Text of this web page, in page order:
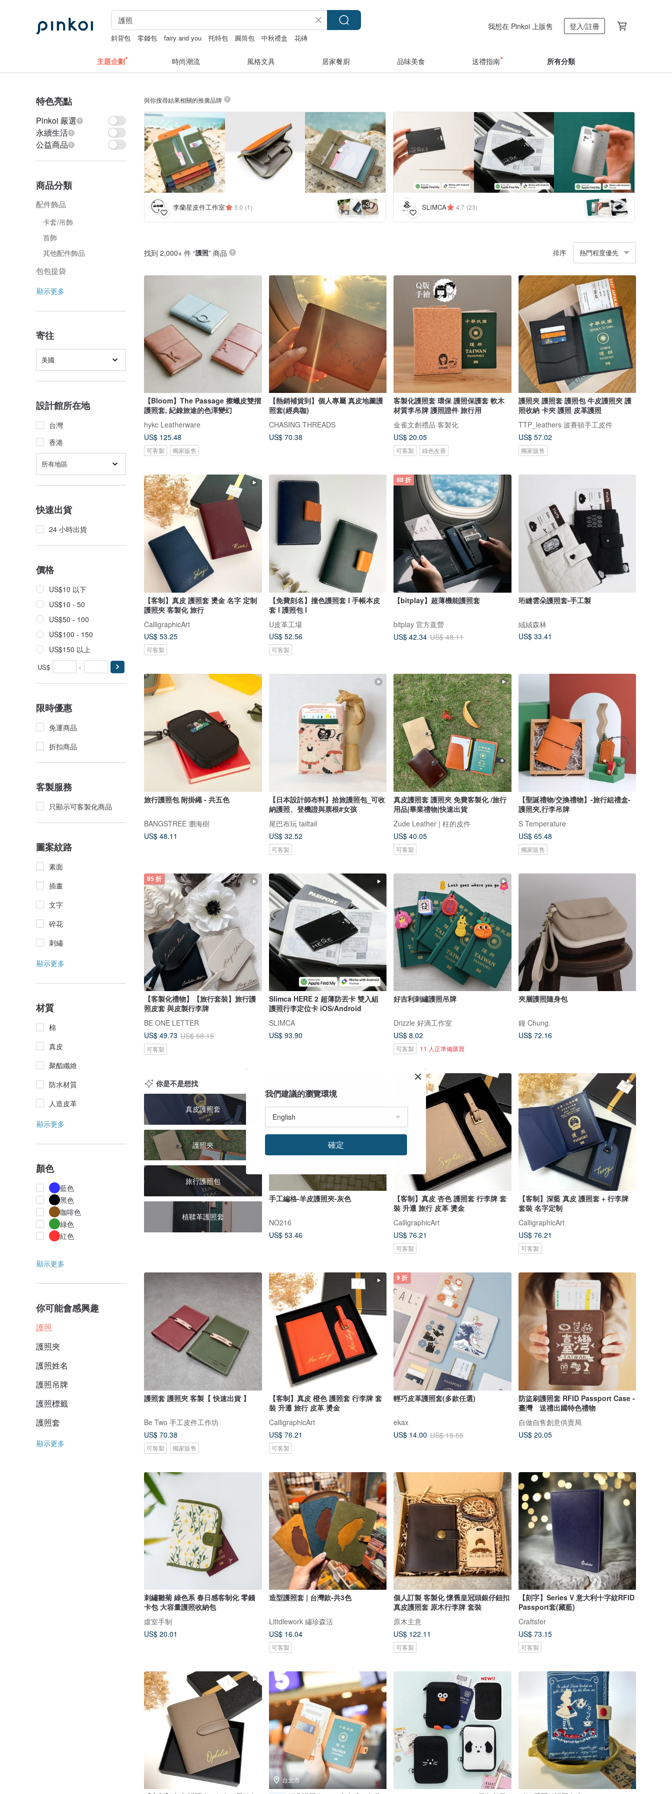
斜背包 零錢包 fairy and you 托特包 圓筒包 中秋禮盒
花磚
我想在 Pinkoi 上販售 登入/註冊
主題企劃 時尚潮流 風格文具 居家餐廚 品味美食 送禮指南 所有分類
特色亮點
Pinkoi 嚴選
永續生活
公益商品
商品分類
配件飾品
卡套/吊飾
首飾
其他配件飾品
包包提袋
顯示更多
寄往
美國
設計館所在地
台灣
香港
所有地區
快速出貨
24 小時出貨
價格
US$10 以下
US$10 - 50
US$50 - 100
US$100 - 150
US$150 以上
US$ -
限時優惠
免運商品
折扣商品
客製服務
只顯示可客製化商品
圖案紋路
素面
插畫
文字
碎花
刺繡
顯示更多
材質
棉
真皮
聚酯纖維
防水材質
人造皮革
顯示更多
顏色
藍色
黑色
咖啡色
綠色
紅色
顯示更多
你可能會感興趣
護照
護照夾
護照姓名
護照吊牌
護照標籤
護照套
顯示更多
與你搜尋結果相關的推廣品牌
李蘭星皮件工作室 5.0 (1) +3 SLIMCA 4.7 (23)
找到 2,000+ 件 “護照” 商品 排序 熱門程度優先
【Bloom】The Passage 擦蠟皮雙摺
護照套, 紀錄旅途的色澤變幻
hykc Leatherware
US$ 125.48
可客製 獨家販售
【熱銷補貨到】個人專屬 真皮地圖護
照套(經典咖)
CHASING THREADS
US$ 70.38
客製化護照套 環保 護照保護套 軟木
材質李吊牌 護照證件 旅行用
金雀文創禮品 客製化
US$ 20.05
可客製 綠色友善
護照夾 護照套 護照包 牛皮護照夾 護
照收納 卡夾 護照 皮革護照
TTP_leathers 波賽頓手工皮件
US$ 57.02
獨家販售
【客制】真皮 護照套 燙金 名字 定制
護照夾 客製化 旅行
CalligraphicArt
US$ 53.25
可客製
【免費刻名】撞色護照套 l 手帳本皮
套 l 護照包 l
U皮革工場
US$ 52.56
可客製
88 折
【bitplay】超薄機能護照套
bitplay 官方直營
US$ 42.34 US$ 48.11
珩縫雲朵護照套-手工製
絨絨森林
US$ 33.41
旅行護照包 附掛繩 - 共五色
BANGSTREE 瀏海樹
US$ 48.11
【日本設計師布料】拾旅護照包_可收
納護照、登機證與票根#女孩
尾巴布玩 tailtail
US$ 32.52
可客製
真皮護照套 護照夾 免費客製化 /旅行
用品|畢業禮物|快速出貨
Zude Leather | 柱的皮件
US$ 40.05
可客製
【聖誕禮物/交換禮物】-旅行組禮盒-
護照夾,行李吊牌
S Temperature
US$ 65.48
獨家販售
85 折
【客製化禮物】【旅行套裝】旅行護
照皮套 與皮製行李牌
BE ONE LETTER
US$ 49.73 US$ 58.15
可客製
Slimca HERE 2 超薄防丟卡 雙入組
護照行李定位卡 iOS/Android
SLIMCA
US$ 93.90
好吉利刺繡護照吊牌
Drizzle 好滴工作室
US$ 8.02
可客製 11 人正準備購買
夾層護照隨身包
鐘 Chung.
US$ 72.16
你是不是想找
真皮護照套
護照夾
旅行護照包
植鞣革護照套
手工編格-羊皮護照夾-灰色
NO216
US$ 53.46
【客制】真皮 杏色 護照套 行李牌 套
裝 升遷 旅行 皮革 燙金
CalligraphicArt
US$ 76.21
可客製
【客制】深藍 真皮 護照套 + 行李牌
套裝 名字定制
CalligraphicArt
US$ 76.21
可客製
護照套 護照夾 客製【 快速出貨 】
Be Two 手工皮件工作坊
US$ 70.38
可客製 獨家販售
【客制】真皮 橙色 護照套 行李牌 套
裝 升遷 旅行 皮革 燙金
CalligraphicArt
US$ 76.21
可客製
9 折
輕巧皮革護照套(多款任選)
ekax
US$ 14.00 US$ 15.55
防盜刷護照套 RFID Passport Case -
臺灣 送禮出國特色禮物
自做自售創意供賣局
US$ 20.05
刺繡雛菊 綠色系 春日感客制化 零錢
卡包 大容量護照收納包
虛室手制
US$ 20.01
造型護照套 | 台灣款-共3色
Littdlework 繡珍森活
US$ 16.04
可客製
個人訂製 客製化 懷舊皇冠頭銀仔鈕扣
真皮護照套 原木行李牌 套裝
原木主意
US$ 122.11
可客製
【刻字】Series V 意大利十字紋RFID
Passport套(藏藍)
Craftsfer
US$ 73.15
可客製
台北市
我們建議的瀏覽環境
確定